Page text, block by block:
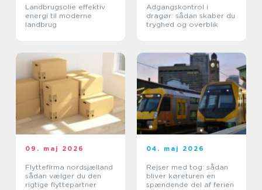
Landbrugsolie effektiv
energi til moderne
landbrug
Adgangskontrol i
dragør: sådan skaber du
tryghed og overblik
09. maj 2026
Flyttefirma nordsjælland
sådan vælger du den
rigtige flyttepartner
04. maj 2026
Rejser med tog: sådan
bliver køreturen en
spændende del af ferien